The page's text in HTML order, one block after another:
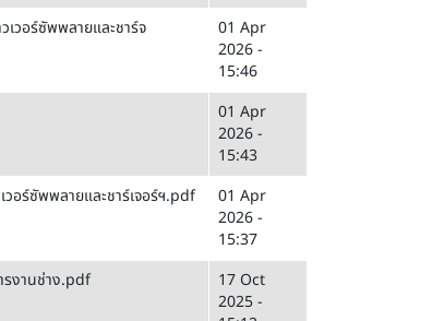
เวอร์ซัพพลายและชาร์จ
01 Apr
2026 -
15:46
01 Apr
2026 -
15:43
อร์ซัพพลายและชาร์เจอร์ฯ.pdf
01 Apr
2026 -
15:37
รงานช่าง.pdf
17 Oct
2025 -